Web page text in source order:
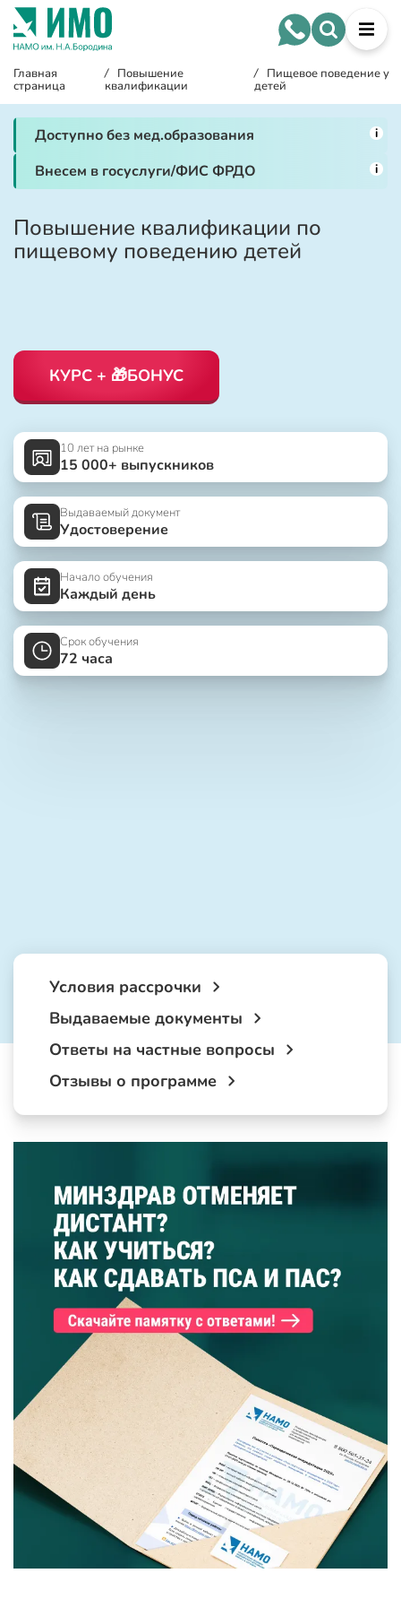
Главная
страница
/ Повышение
квалификации
/ Пищевое поведение у
детей
Доступно без мед.образования i
Внесем в госуслуги/ФИС ФРДО i
Повышение квалификации по
пищевому поведению детей
КУРС + 🎁БОНУС
10 лет на рынке
15 000+ выпускников
Выдаваемый документ
Удостоверение
Начало обучения
Каждый день
Срок обучения
72 часа
Условия рассрочки
Выдаваемые документы
Ответы на частные вопросы
Отзывы о программе